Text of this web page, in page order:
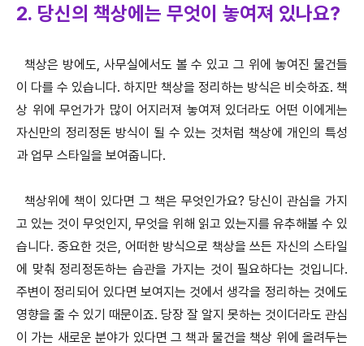
2. 당신의 책상에는 무엇이 놓여져 있나요?
책상은 방에도, 사무실에서도 볼 수 있고 그 위에 놓여진 물건들
이 다를 수 있습니다. 하지만 책상을 정리하는 방식은 비슷하죠. 책
상 위에 무언가가 많이 어지러져 놓여져 있더라도 어떤 이에게는
자신만의 정리정돈 방식이 될 수 있는 것처럼 책상에 개인의 특성
과 업무 스타일을 보여줍니다.
책상위에 책이 있다면 그 책은 무엇인가요? 당신이 관심을 가지
고 있는 것이 무엇인지, 무엇을 위해 읽고 있는지를 유추해볼 수 있
습니다. 중요한 것은, 어떠한 방식으로 책상을 쓰든 자신의 스타일
에 맞춰 정리정돈하는 습관을 가지는 것이 필요하다는 것입니다.
주변이 정리되어 있다면 보여지는 것에서 생각을 정리하는 것에도
영향을 줄 수 있기 때문이죠. 당장 잘 알지 못하는 것이더라도 관심
이 가는 새로운 분야가 있다면 그 책과 물건을 책상 위에 올려두는